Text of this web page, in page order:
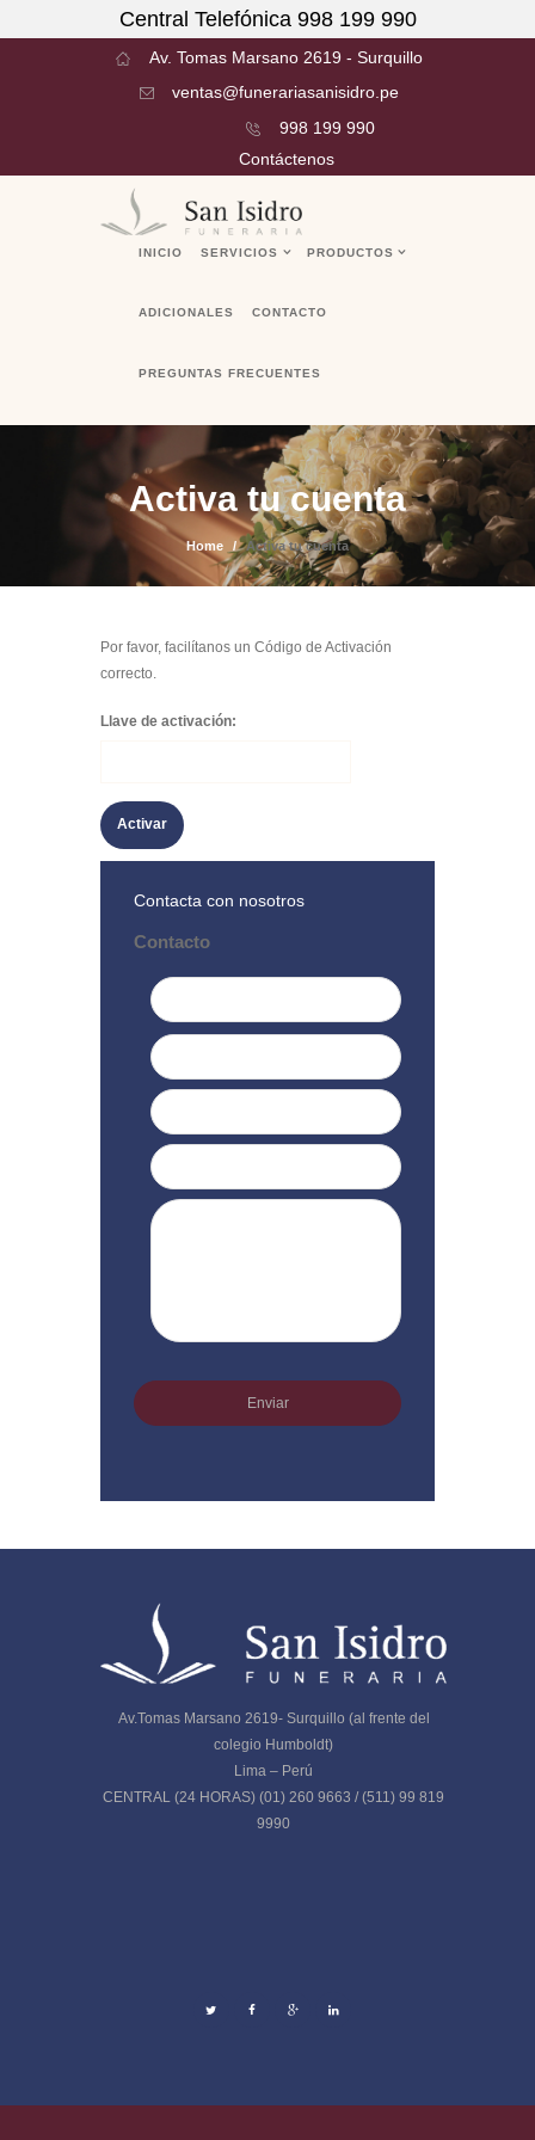
Central Telefónica 998 199 990
Av. Tomas Marsano 2619 - Surquillo
ventas@funerariasanisidro.pe
998 199 990
Contáctenos
INICIO SERVICIOS PRODUCTOS
ADICIONALES CONTACTO
PREGUNTAS FRECUENTES
Activa tu cuenta
Home Activa tu cuenta
Por favor, facilítanos un Código de Activación
correcto.
Llave de activación:
Contacta con nosotros
Contacto
Av.Tomas Marsano 2619- Surquillo (al frente del
colegio Humboldt)
Lima – Perú
CENTRAL (24 HORAS) (01) 260 9663 / (511) 99 819
9990